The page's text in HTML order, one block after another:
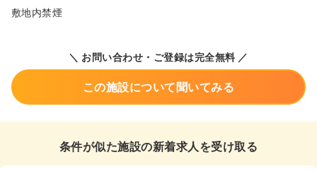
敷地内禁煙
＼ お問い合わせ・ご登録は完全無料 ／
この施設について聞いてみる
条件が似た施設の新着求人を受け取る